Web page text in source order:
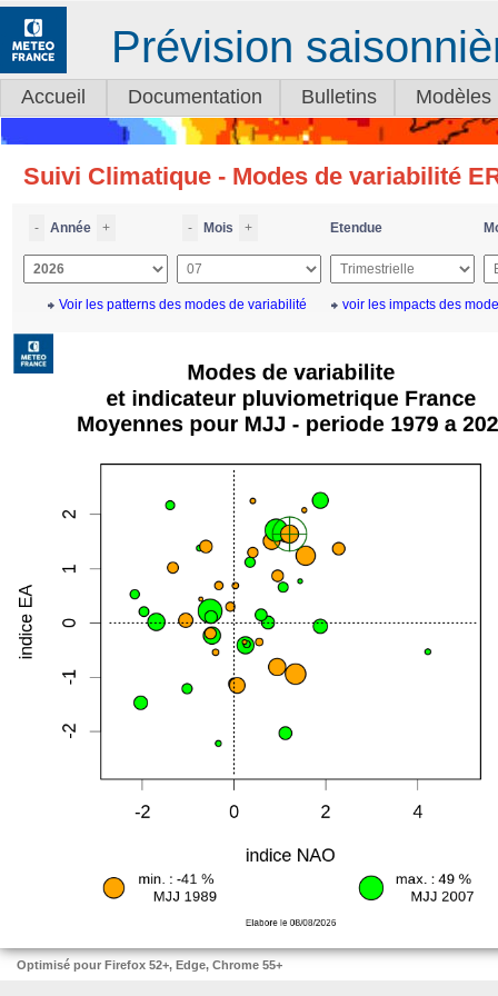
Prévision
Accueil Documentation Bulletins Modèles
Suivi Climatique - Modes de variabilité
- Année + - Mois + Etendue
Voir les patterns des modes de variabilité voir les impacts des
Optimisé pour Firefox 52+, Edge, Chrome 55+